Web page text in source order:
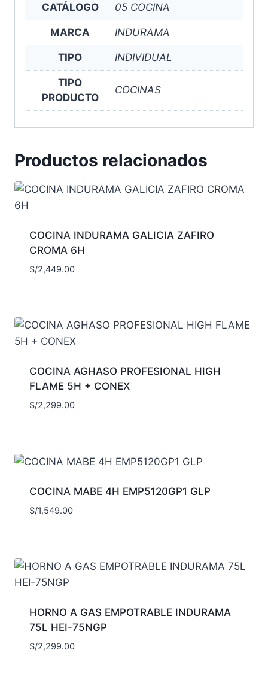
CATÁLOGO 05 COCINA
MARCA INDURAMA
TIPO INDIVIDUAL
TIPO
PRODUCTO
COCINAS
Productos relacionados
COCINA INDURAMA GALICIA ZAFIRO
CROMA 6H
S/2,449.00
COCINA AGHASO PROFESIONAL HIGH
FLAME 5H + CONEX
S/2,299.00
COCINA MABE 4H EMP5120GP1 GLP
S/1,549.00
HORNO A GAS EMPOTRABLE INDURAMA
75L HEI-75NGP
S/2,299.00